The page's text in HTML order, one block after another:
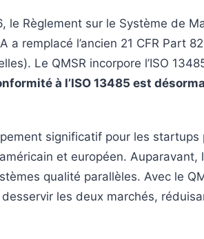
le Règlement sur le Système de
a remplacé l’ancien 21 CFR Part
Le QMSR incorpore l’ISO
à l’ISO 13485 est
significatif pour les
et européen.
qualité parallèles. Avec le
desservir les deux marchés,